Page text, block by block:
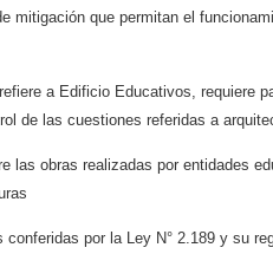
mitigación que permitan el
a Edificio Educativos, requiere
de las cuestiones referidas a
las obras realizadas por entidades
por la Ley N° 2.189 y su